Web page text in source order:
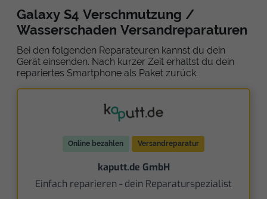
Galaxy S4 Verschmutzung /
Wasserschaden Versandreparaturen
Bei den folgenden Reparateuren kannst du dein
Gerät einsenden. Nach kurzer Zeit erhältst du dein
repariertes Smartphone als Paket zurück.
Online bezahlen Versandreparatur
kaputt.de GmbH
Einfach reparieren - dein Reparaturspezialist